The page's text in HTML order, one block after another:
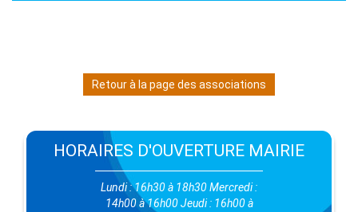
Retour à la page des associations
HORAIRES D'OUVERTURE MAIRIE
Lundi : 16h30 à 18h30 Mercredi :
14h00 à 16h00 Jeudi : 16h00 à